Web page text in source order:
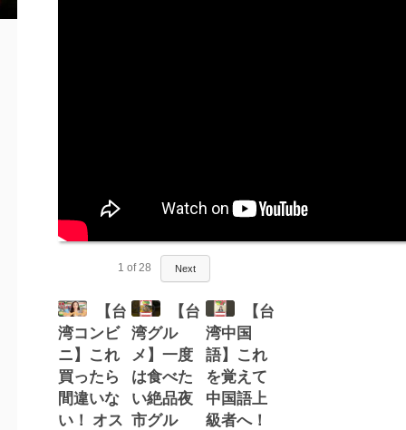
1 of 28 Next
【台
湾コンビ
ニ】これ
買ったら
間違いな
い！ オス
【台
湾グル
メ】一度
は食べた
い絶品夜
市グル
【台
湾中国
語】これ
を覚えて
中国語上
級者へ！